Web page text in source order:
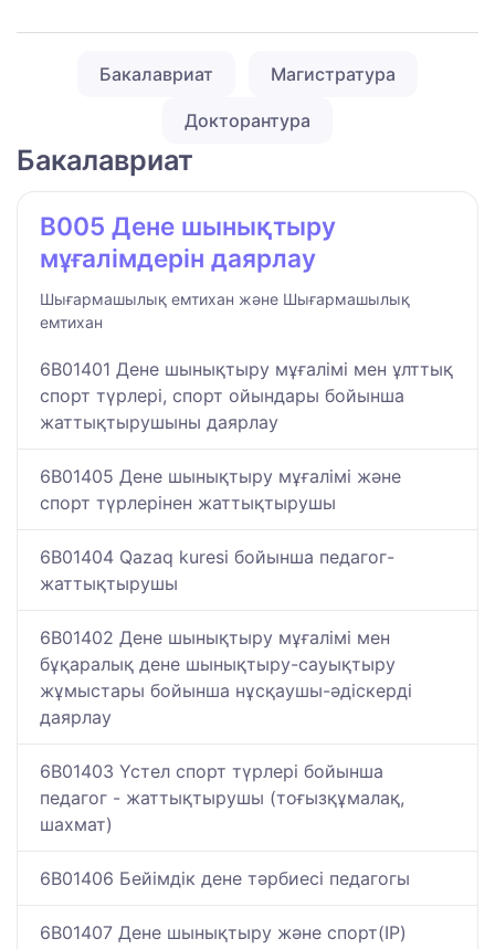
Бакалавриат Магистратура
Докторантура
Бакалавриат
B005 Дене шынықтыру
мұғалімдерін даярлау
Шығармашылық емтихан және Шығармашылық
емтихан
6B01401 Дене шынықтыру мұғалімі мен ұлттық
спорт түрлері, спорт ойындары бойынша
жаттықтырушыны даярлау
6B01405 Дене шынықтыру мұғалімі және
спорт түрлерінен жаттықтырушы
6B01404 Qazaq kuresi бойынша педагог-
жаттықтырушы
6B01402 Дене шынықтыру мұғалімі мен
бұқаралық дене шынықтыру-сауықтыру
жұмыстары бойынша нұсқаушы-әдіскерді
даярлау
6B01403 Үстел спорт түрлері бойынша
педагог - жаттықтырушы (тоғызқұмалақ,
шахмат)
6B01406 Бейімдік дене тәрбиесі педагогы
6B01407 Дене шынықтыру және спорт(IP)